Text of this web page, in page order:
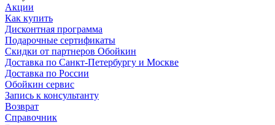
Акции
Как купить
Дисконтная программа
Подарочные сертификаты
Скидки от партнеров Обойкин
Доставка по Санкт-Петербургу и Москве
Доставка по России
Обойкин сервис
Запись к консультанту
Возврат
Справочник